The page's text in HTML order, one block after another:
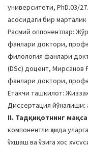
университети, PhD.03/
асосидаги бир
Расмий оппонентлар:
фанлари доктори,
филология фанлари
(DSc) доцент, Мирсанов
фанлари доктори,
Етакчи ташкилот:
Диссертация йўналиши:
II. Тадқиқотнинг
компонентли ҳамда
ўхшаш ва ўзига хос